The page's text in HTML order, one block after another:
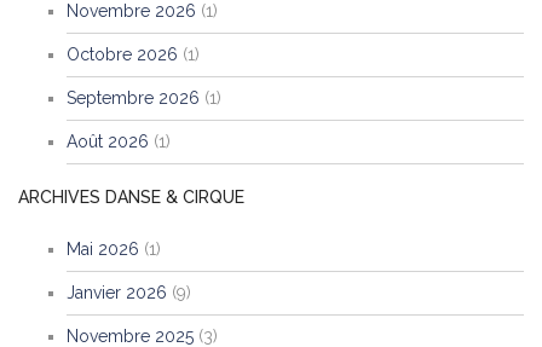
Novembre 2026 (1)
Octobre 2026 (1)
Septembre 2026 (1)
Août 2026 (1)
ARCHIVES DANSE & CIRQUE
Mai 2026 (1)
Janvier 2026 (9)
Novembre 2025 (3)